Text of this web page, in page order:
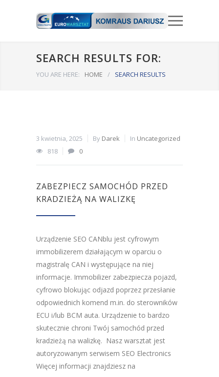
SEARCH RESULTS FOR:
YOU ARE HERE: HOME / SEARCH RESULTS
3 kwietnia, 2025 By Darek In Uncategorized
818
0
ZABEZPIECZ SAMOCHÓD PRZED
KRADZIEŻĄ NA WALIZKĘ
Urządzenie SEO CANblu jest cyfrowym
immobilizerem działającym w oparciu o
magistralę CAN i występujące na niej
informacje. Immobilizer zabezpiecza pojazd,
cyfrowo blokując odjazd poprzez przesłanie
odpowiednich komend m.in. do sterowników
ECU i/lub BCM auta. Urządzenie to bardzo
skutecznie chroni Twój samochód przed
kradzieżą na walizkę. Nasz warsztat jest
autoryzowanym serwisem SEO Electronics
Więcej informacji znajdziesz na